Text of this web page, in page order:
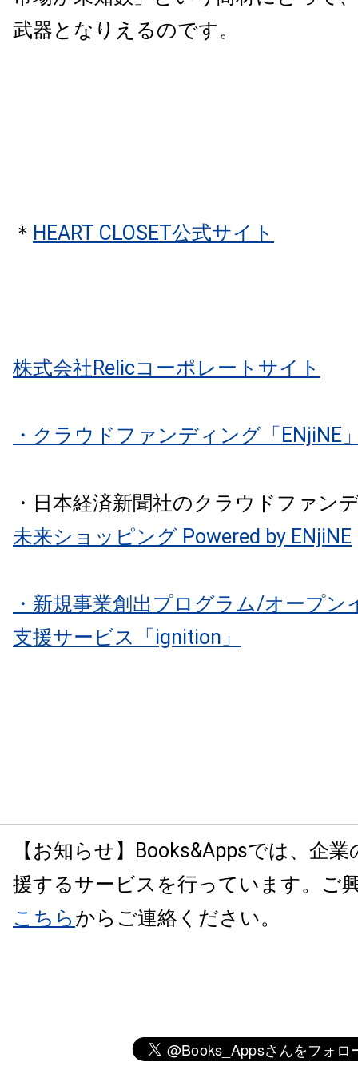
武器となりえるのです。
＊ HEART CLOSET公式サイト
株式会社Relicコーポレートサイト
・クラウドファンディング「ENjiNE
・日本経済新聞社のクラウドファン
未来ショッピング Powered by ENjiNE
・新規事業創出プログラム/オープン
支援サービス「ignition」
【お知らせ】Books&Appsでは、企
援するサービスを行っています。ご
こちら からご連絡ください。